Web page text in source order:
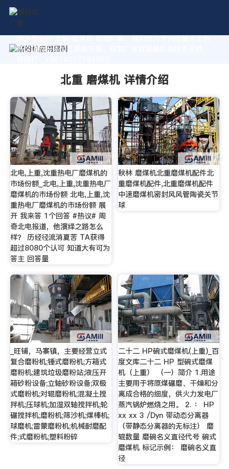
作为专业的 北重 磨煤机 制造厂家，我们致力于为您量身定制
高价值的粉体加工系统方案。获取厂家直销报价及技术支持，
北重 磨煤机 详情介绍
北电,上重,沈重热电厂磨煤机的
市场份额_北电,上重,沈重热电厂
磨煤机的市场份额 北电,上重,沈
重热电厂磨煤机的市场份额 展
开 我来答 1个回答 #热议# 周
奇北电报道，他演绎之路怎么
样？ 历经径流消夏苦 TA获得
超过8080个认可 知道大有可为
答主 回答量
秋林 磨煤机北重磨煤机配件北
重磨煤机配件,北重磨煤机配件
中速磨煤机密封风风管陶瓷关节
球
_旺铺，马寨镇，主要经营立式
复合磨粉机;锤式磨粉机;方箱式
磨粉机;建筑垃圾磨粉站;液压开
箱砂粉设备;立轴砂粉设备;双极
式磨粉机;对辊磨粉机;混凝土搅
拌机;压球机;加湿双轴搅拌机;轮
碾搅拌机;磨粉机;筛沙机;煤棒机;
球磨机;雷蒙磨粉机;机械耐磨配
件;式磨粉机;塑料粉碎
二十二 HP碗式磨煤机(上重)_百
度文库二十二 HP 型碗式磨煤
机（上重） （一）简介 1.用途
主要用于将原煤碾磨、干燥和分
离成合格的细度，供火力发电厂
蒸汽锅炉燃烧之用。 2. ： HP
xx xx 3 /Dyn 带动态分离器
（带静态分离器的无标注） 磨
辊数量 磨碗名义直径代号 碗式
磨煤机 标记示例： 磨碗名义直
径